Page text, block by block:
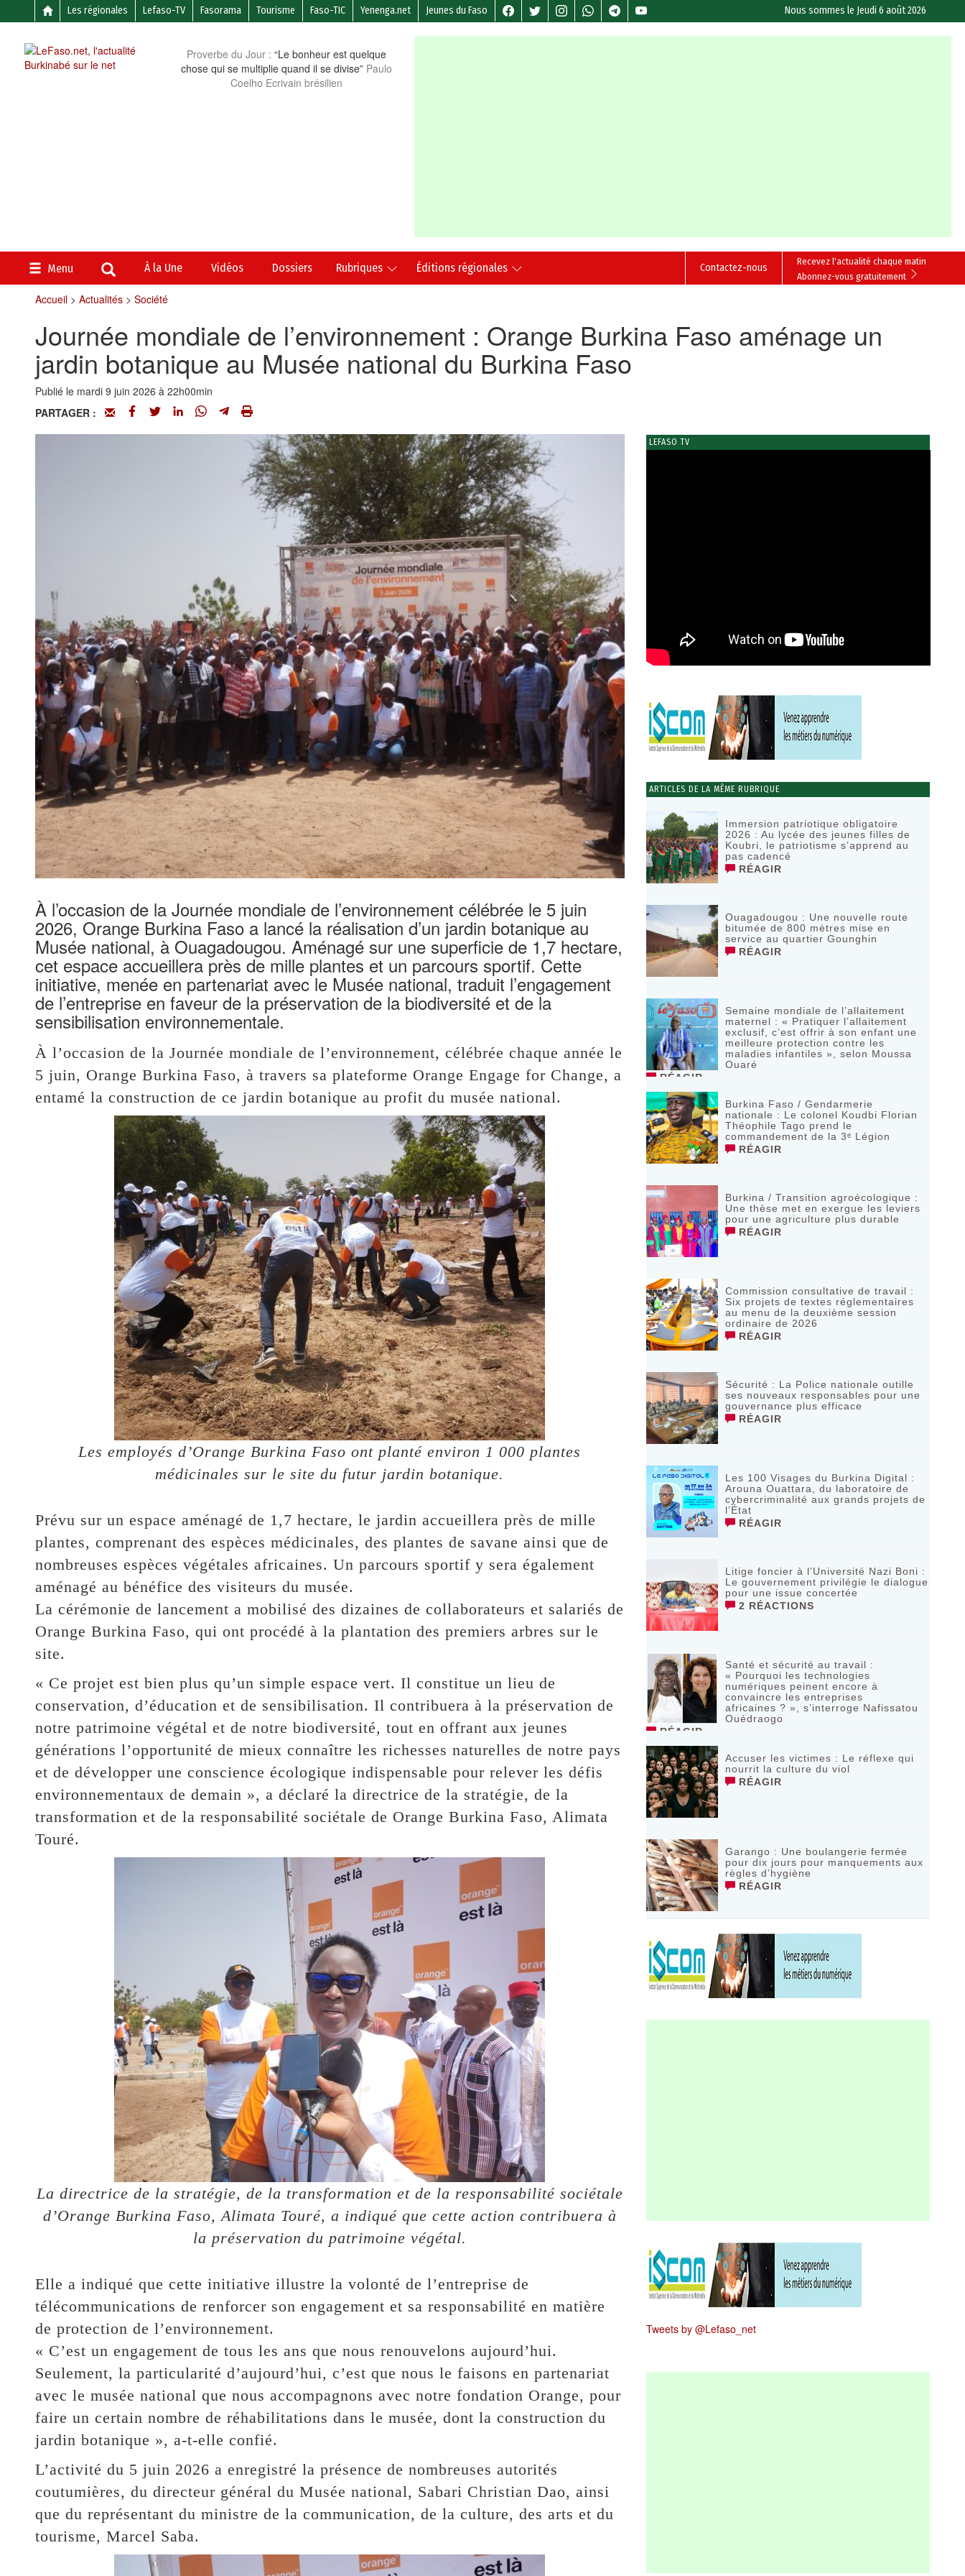
Les régionales Lefaso-TV Fasorama Tourisme Faso-TIC Yenenga.net Jeunes du Faso Nous sommes le Jeudi 6 août 2026
Proverbe du Jour : “Le bonheur est quelque
chose qui se multiplie quand il se divise” Paulo
Coelho Ecrivain brésilien
Menu À la Une Vidéos Dossiers Rubriques Éditions régionales
Recevez l'actualité chaque matin
Abonnez-vous gratuitement
Contactez-nous
Accueil> Actualités> Société
Journée mondiale de l’environnement : Orange Burkina Faso aménage un
jardin botanique au Musée national du Burkina Faso
Publié le mardi 9 juin 2026 à 22h00min
PARTAGER :
À l’occasion de la Journée mondiale de l’environnement célébrée le 5 juin
2026, Orange Burkina Faso a lancé la réalisation d’un jardin botanique au
Musée national, à Ouagadougou. Aménagé sur une superficie de 1,7 hectare,
cet espace accueillera près de mille plantes et un parcours sportif. Cette
initiative, menée en partenariat avec le Musée national, traduit l’engagement
de l’entreprise en faveur de la préservation de la biodiversité et de la
sensibilisation environnementale.
À l’occasion de la Journée mondiale de l’environnement, célébrée chaque année le
5 juin, Orange Burkina Faso, à travers sa plateforme Orange Engage for Change, a
entamé la construction de ce jardin botanique au profit du musée national.
Les employés d’Orange Burkina Faso ont planté environ 1 000 plantes
médicinales sur le site du futur jardin botanique.
Prévu sur un espace aménagé de 1,7 hectare, le jardin accueillera près de mille
plantes, comprenant des espèces médicinales, des plantes de savane ainsi que de
nombreuses espèces végétales africaines. Un parcours sportif y sera également
aménagé au bénéfice des visiteurs du musée.
La cérémonie de lancement a mobilisé des dizaines de collaborateurs et salariés de
Orange Burkina Faso, qui ont procédé à la plantation des premiers arbres sur le
site.
« Ce projet est bien plus qu’un simple espace vert. Il constitue un lieu de
conservation, d’éducation et de sensibilisation. Il contribuera à la préservation de
notre patrimoine végétal et de notre biodiversité, tout en offrant aux jeunes
générations l’opportunité de mieux connaître les richesses naturelles de notre pays
et de développer une conscience écologique indispensable pour relever les défis
environnementaux de demain », a déclaré la directrice de la stratégie, de la
transformation et de la responsabilité sociétale de Orange Burkina Faso, Alimata
Touré.
La directrice de la stratégie, de la transformation et de la responsabilité sociétale
d’Orange Burkina Faso, Alimata Touré, a indiqué que cette action contribuera à
la préservation du patrimoine végétal.
Elle a indiqué que cette initiative illustre la volonté de l’entreprise de
télécommunications de renforcer son engagement et sa responsabilité en matière
de protection de l’environnement.
« C’est un engagement de tous les ans que nous renouvelons aujourd’hui.
Seulement, la particularité d’aujourd’hui, c’est que nous le faisons en partenariat
avec le musée national que nous accompagnons avec notre fondation Orange, pour
faire un certain nombre de réhabilitations dans le musée, dont la construction du
jardin botanique », a-t-elle confié.
L’activité du 5 juin 2026 a enregistré la présence de nombreuses autorités
coutumières, du directeur général du Musée national, Sabari Christian Dao, ainsi
que du représentant du ministre de la communication, de la culture, des arts et du
tourisme, Marcel Saba.
LEFASO TV
ARTICLES DE LA MÊME RUBRIQUE
Immersion patriotique obligatoire
2026 : Au lycée des jeunes filles de
Koubri, le patriotisme s’apprend au
pas cadencé
RÉAGIR
Ouagadougou : Une nouvelle route
bitumée de 800 mètres mise en
service au quartier Gounghin
RÉAGIR
Semaine mondiale de l’allaitement
maternel : « Pratiquer l’allaitement
exclusif, c’est offrir à son enfant une
meilleure protection contre les
maladies infantiles », selon Moussa
Ouaré
RÉAGIR
Burkina Faso / Gendarmerie
nationale : Le colonel Koudbi Florian
Théophile Tago prend le
commandement de la 3ᵉ Légion
RÉAGIR
Burkina / Transition agroécologique :
Une thèse met en exergue les leviers
pour une agriculture plus durable
RÉAGIR
Commission consultative de travail :
Six projets de textes réglementaires
au menu de la deuxième session
ordinaire de 2026
RÉAGIR
Sécurité : La Police nationale outille
ses nouveaux responsables pour une
gouvernance plus efficace
RÉAGIR
Les 100 Visages du Burkina Digital :
Arouna Ouattara, du laboratoire de
cybercriminalité aux grands projets de
l’État
RÉAGIR
Litige foncier à l’Université Nazi Boni :
Le gouvernement privilégie le dialogue
pour une issue concertée
2 RÉACTIONS
Santé et sécurité au travail :
« Pourquoi les technologies
numériques peinent encore à
convaincre les entreprises
africaines ? », s’interroge Nafissatou
Ouédraogo
RÉAGIR
Accuser les victimes : Le réflexe qui
nourrit la culture du viol
RÉAGIR
Garango : Une boulangerie fermée
pour dix jours pour manquements aux
règles d’hygiène
RÉAGIR
Tweets by @Lefaso_net